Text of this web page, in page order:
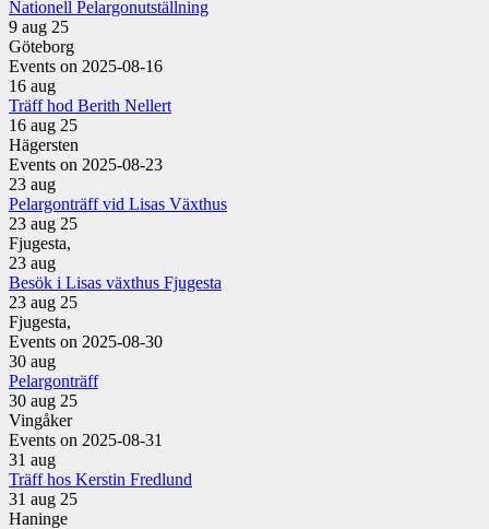
Nationell Pelargonutställning
9 aug 25
Göteborg
Events on 2025-08-16
16 aug
Träff hod Berith Nellert
16 aug 25
Hägersten
Events on 2025-08-23
23 aug
Pelargonträff vid Lisas Växthus
23 aug 25
Fjugesta,
23 aug
Besök i Lisas växthus Fjugesta
23 aug 25
Fjugesta,
Events on 2025-08-30
30 aug
Pelargonträff
30 aug 25
Vingåker
Events on 2025-08-31
31 aug
Träff hos Kerstin Fredlund
31 aug 25
Haninge